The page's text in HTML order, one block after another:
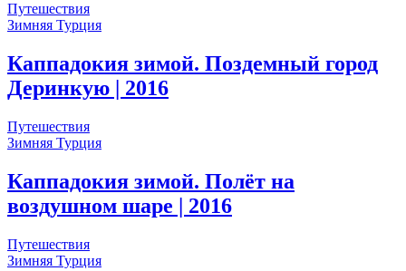
Путешествия
Зимняя Турция
Каппадокия зимой. Поздемный город
Деринкую | 2016
Путешествия
Зимняя Турция
Каппадокия зимой. Полёт на
воздушном шаре | 2016
Путешествия
Зимняя Турция